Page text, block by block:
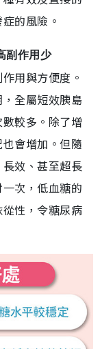
的風險。
副作用少
用與方便度。
全屬短效胰島
較多。除了增
會增加。但隨
效、甚至超長
次，低血糖的
性，令糖尿病